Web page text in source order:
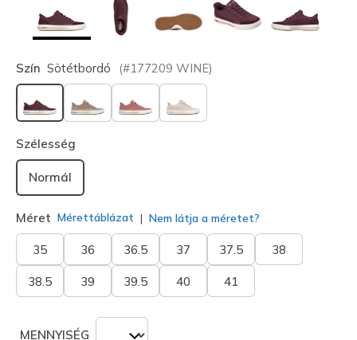
Szín Sötétbordó (#177209 WINE)
kiválasztva
Szélesség
Normál
Méret Mérettáblázat Nem látja a méretet?
35 36 36.5 37 37.5 38
38.5 39 39.5 40 41
MENNYISÉG